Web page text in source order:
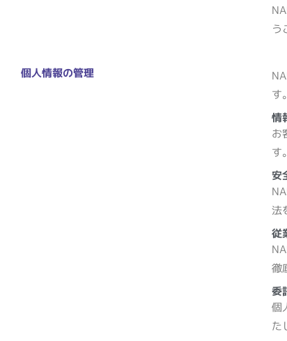
う
個人情報の管理
す。
情
お
す。
安
法
従
徹
委
個
た